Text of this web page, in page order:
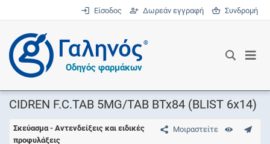
Είσοδος Δωρεάν εγγραφή Συνδρομή
®
Οδηγός φαρμάκων
CIDREN F.C.TAB 5MG/TAB BTx84 (BLIST 6x14)
Μοιραστείτε
Σκεύασμα - Αντενδείξεις και ειδικές
προφυλάξεις